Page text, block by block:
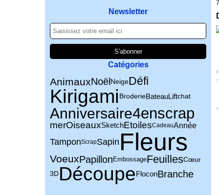
Newsletter
Catégories
AnimauxNoël NeigeDéfi
Kirigami BroderieBateauLiftchat
Anniversaire4enscrap
merOiseauxSketchEtoilesCadeauAnnée
TamponScrapSapin Fleurs
VoeuxPapillon EmbossageFeuillesCœur
3D DécoupeFloconBranche